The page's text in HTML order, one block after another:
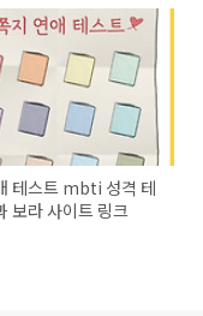
테스트 mbti 성격 테
보라 사이트 링크